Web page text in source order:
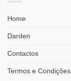
Home
Darden
Contactos
Termos e Condições